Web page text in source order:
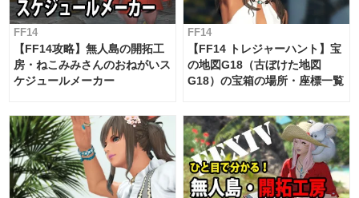
FF14
【FF14攻略】無人島の開拓工
房・ねこみみさんのおねがいス
ケジュールメーカー
FF14
【FF14 トレジャーハント】宝
の地図G18（古ぼけた地図
G18）の宝箱の場所・座標一覧